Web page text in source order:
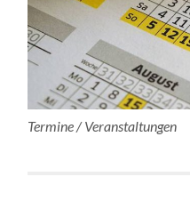
Termine / Veranstaltungen